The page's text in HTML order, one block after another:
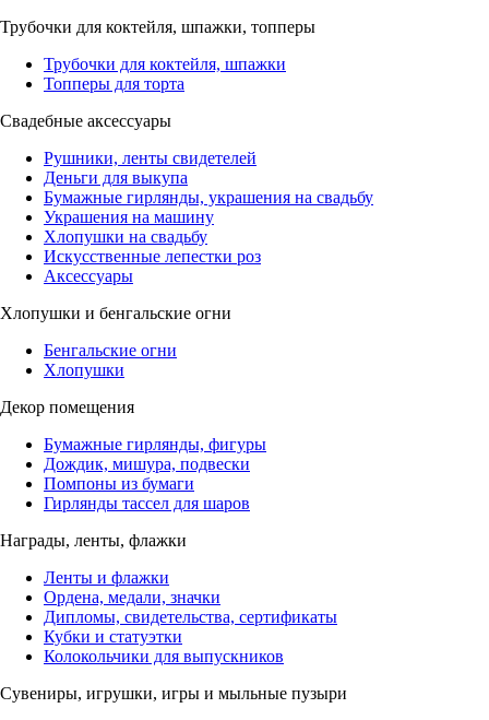
Трубочки для коктейля, шпажки, топперы
Трубочки для коктейля, шпажки
Топперы для торта
Свадебные аксессуары
Рушники, ленты свидетелей
Деньги для выкупа
Бумажные гирлянды, украшения на свадьбу
Украшения на машину
Хлопушки на свадьбу
Искусственные лепестки роз
Аксессуары
Хлопушки и бенгальские огни
Бенгальские огни
Хлопушки
Декор помещения
Бумажные гирлянды, фигуры
Дождик, мишура, подвески
Помпоны из бумаги
Гирлянды тассел для шаров
Награды, ленты, флажки
Ленты и флажки
Ордена, медали, значки
Дипломы, свидетельства, сертификаты
Кубки и статуэтки
Колокольчики для выпускников
Сувениры, игрушки, игры и мыльные пузыри